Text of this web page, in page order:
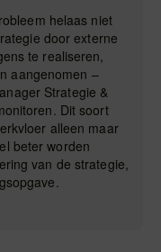
helaas niet
door externe
te realiseren,
aangenomen –
Strategie &
Dit soort
alleen maar
beter worden
van de strategie,